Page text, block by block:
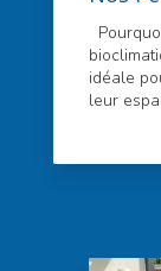
idéale
leur